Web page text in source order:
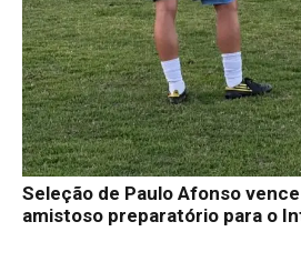
Seleção de Paulo Afonso
amistoso preparatório para o